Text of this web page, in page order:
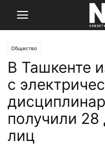
Общество
В Ташкенте
с
получили
лиц